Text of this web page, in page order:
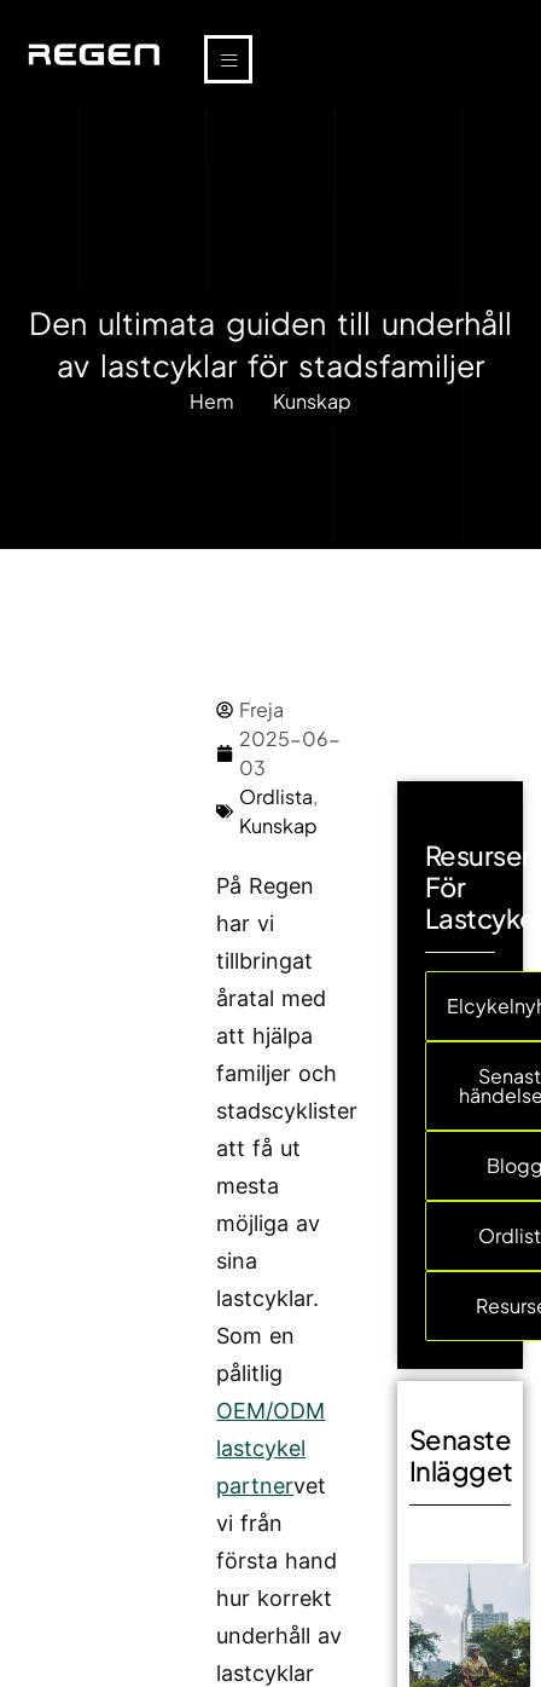
Den ultimata guiden till underhåll
av lastcyklar för stadsfamiljer
Hem Kunskap
Freja
2025-06-
03
Ordlista,
Kunskap
På Regen
har vi
tillbringat
åratal med
att hjälpa
familjer och
stadscyklister
att få ut
mesta
möjliga av
sina
lastcyklar.
Som en
pålitlig
OEM/ODM
lastcykel
partnervet
vi från
första hand
hur korrekt
underhåll av
lastcyklar
Resurser
För
Lastcykel
Senaste
Inlägget